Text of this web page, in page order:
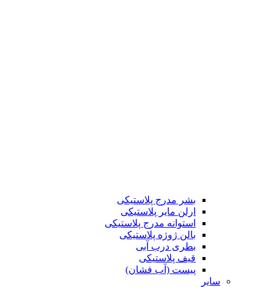
بشر مدرج پلاستیکی
ارلن مایر پلاستیکی
استوانه مدرج پلاستیکی
بالن ژوژه پلاستیکی
بطری درب آبی
قیف پلاستیکی
پیست (آب فشان)
سایر